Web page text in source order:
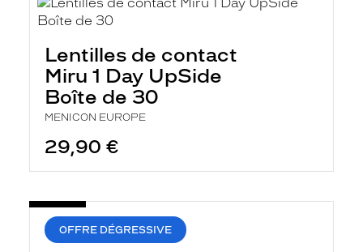
Lentilles de contact
Miru 1 Day UpSide
Boîte de 30
MENICON EUROPE
29,90 €
OFFRE DÉGRESSIVE